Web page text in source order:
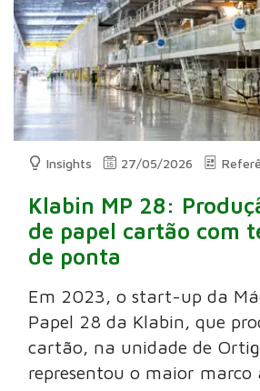
Insights 27/05/2026
Klabin MP 28:
de papel cartão com
de ponta
Em 2023, o start-up da
Papel 28 da Klabin, que
cartão, na unidade de
representou o maior marco